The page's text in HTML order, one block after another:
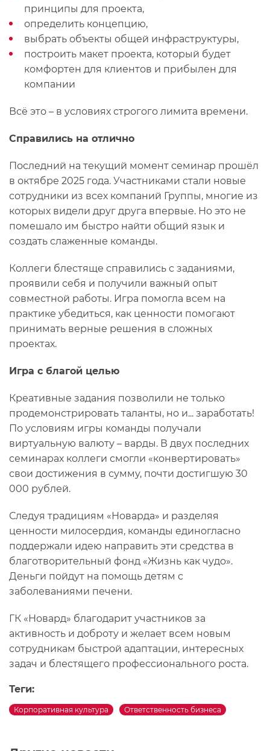
принципы для проекта,
определить концепцию,
выбрать объекты общей инфраструктуры,
построить макет проекта, который будет
комфортен для клиентов и прибылен для
компании
Всё это – в условиях строгого лимита времени.
Справились на отлично
Последний на текущий момент семинар прошёл
в октябре 2025 года. Участниками стали новые
сотрудники из всех компаний Группы, многие из
которых видели друг друга впервые. Но это не
помешало им быстро найти общий язык и
создать слаженные команды.
Коллеги блестяще справились с заданиями,
проявили себя и получили важный опыт
совместной работы. Игра помогла всем на
практике убедиться, как ценности помогают
принимать верные решения в сложных
проектах.
Игра с благой целью
Креативные задания позволили не только
продемонстрировать таланты, но и... заработать!
По условиям игры команды получали
виртуальную валюту – варды. В двух последних
семинарах коллеги смогли «конвертировать»
свои достижения в сумму, почти достигшую 30
000 рублей.
Следуя традициям «Новарда» и разделяя
ценности милосердия, команды единогласно
поддержали идею направить эти средства в
благотворительный фонд «Жизнь как чудо».
Деньги пойдут на помощь детям с
заболеваниями печени.
ГК «Новард» благодарит участников за
активность и доброту и желает всем новым
сотрудникам быстрой адаптации, интересных
задач и блестящего профессионального роста.
Теги:
Корпоративная культура Ответственность бизнеса